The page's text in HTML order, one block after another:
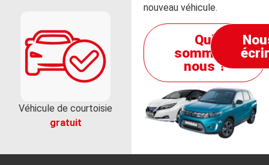
Véhicule de courtoisie
gratuit
nouveau véhicule.
Qui
sommes-
nous ?